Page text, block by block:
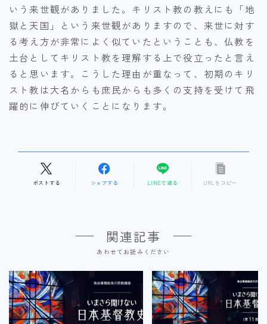
いう来世観がありました。キリスト教の教えにも「地
獄と天国」という来世観がありますので、来世に対す
る考え方が非常によく似ていたということも、仏教を
土台としてキリスト教を理解する上で役立ったと言え
ると思います。こうした理由が重なって、初期のキリ
スト教は大名からも庶民からも多くの支持を受けて飛
躍的に伸びていくことになります。
ポストする シェアする LINEで送る URLをコピー
関連記事
あわせてお読みください